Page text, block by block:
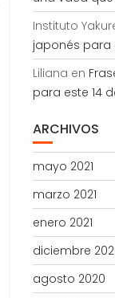
Instituto
japonés para
Liliana en
para este 14
ARCHIVOS
mayo 2021
marzo 2021
enero 2021
diciembre
agosto 2020